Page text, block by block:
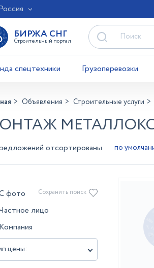
БИРЖА СНГ
Строительный портал
спецтехники Грузоперевозки
Объявления Строительные услуги
отсортированы
фото
лицо
Компания
цены:
Сохранить поиск